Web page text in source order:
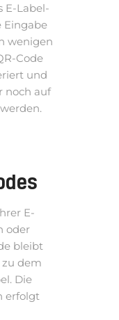
E-Label-
Eingabe
wenigen
Code
und
noch auf
E-
oder
bleibt
dem
Die
erfolgt